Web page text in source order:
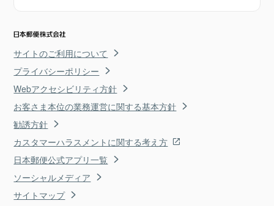
サイトのご利用について
プライバシーポリシー
Webアクセシビリティ方針
お客さま本位の業務運営に関する基本方針
勧誘方針
カスタマーハラスメントに関する考え方
日本郵便公式アプリ一覧
ソーシャルメディア
サイトマップ